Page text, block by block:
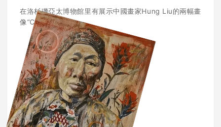
在洛杉磯亞太博物館里有展示中國畫家Hung Liu的兩幅畫
像“China Mary”